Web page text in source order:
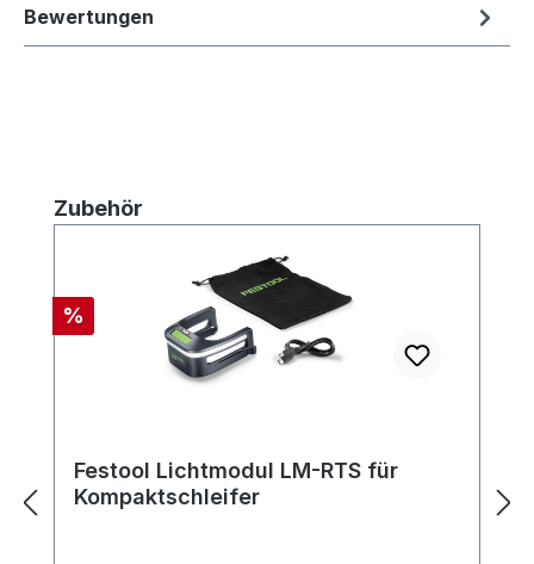
Bewertungen
Produktgalerie überspringen
Zubehör
Rabatt
%
Festool Lichtmodul LM-RTS für
Kompaktschleifer